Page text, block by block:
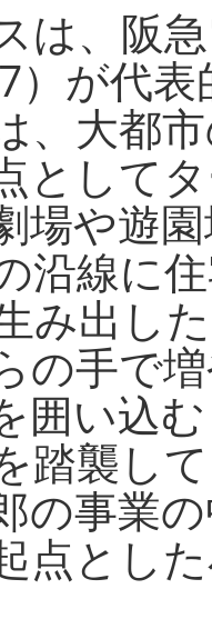
は、阪
）が代
、大都
として
場や遊
沿線に
み出し
の手で
囲い込
踏襲し
の事業
点とし